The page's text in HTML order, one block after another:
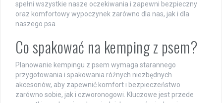
spełni wszystkie nasze oczekiwania i zapewni bezpieczny
oraz komfortowy wypoczynek zarówno dla nas, jak i dla
naszego psa.
Co spakować na kemping z psem?
Planowanie kempingu z psem wymaga starannego
przygotowania i spakowania różnych niezbędnych
akcesoriów, aby zapewnić komfort i bezpieczeństwo
zarówno sobie, jak i czworonogowi. Kluczowe jest przede